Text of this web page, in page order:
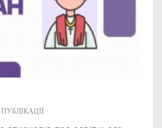
ПУБЛІКАЦІЇ